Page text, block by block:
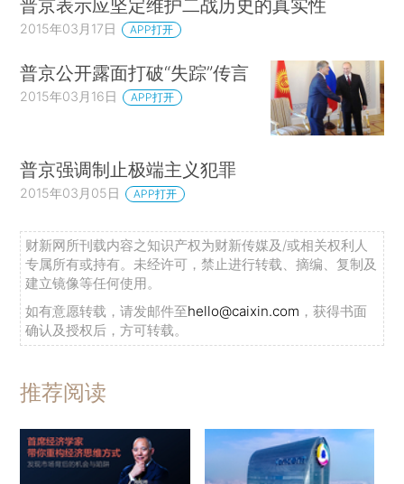
普京表示应坚定维护二战历史的真实性
2015年03月17日 APP打开
普京公开露面打破“失踪”传言
2015年03月16日 APP打开
普京强调制止极端主义犯罪
2015年03月05日 APP打开
财新网所刊载内容之知识产权为财新传媒及/或相关权利人
专属所有或持有。未经许可，禁止进行转载、摘编、复制及
建立镜像等任何使用。
如有意愿转载，请发邮件至hello@caixin.com ，获得书面
确认及授权后，方可转载。
推荐阅读